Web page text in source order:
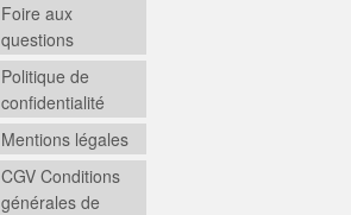
Foire aux
questions
Politique de
confidentialité
Mentions légales
CGV Conditions
générales de